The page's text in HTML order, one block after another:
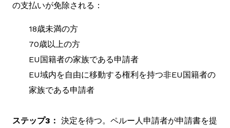
の支払いが免除される：
18歳未満の方
70歳以上の方
EU国籍者の家族である申請者
EU域内を自由に移動する権利を持つ非EU国籍者の
家族である申請者
ステップ3： 決定を待つ。ペルー人申請者が申請書を提